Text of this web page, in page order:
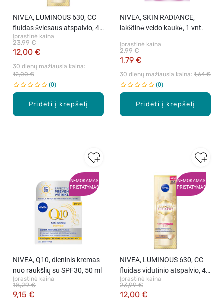
Pridėti į krepšelį
NIVEA, LUMINOUS 630, CC
fluidas šviesaus atspalvio, 40
ml
Įprastinė kaina
12,00 €
23,99 €
30 dienų mažiausia kaina:
12,00 €
0
Pridėti į krepšelį
NIVEA, SKIN RADIANCE,
lakštinė veido kaukė, 1 vnt.
Įprastinė kaina
1,79 €
2,99 €
30 dienų mažiausia kaina: 1,64 €
0
NEMOKAMAS
PRISTATYMAS
NIVEA, Q10, dieninis kremas
nuo raukšlių su SPF30, 50 ml
Įprastinė kaina
9,15 €
18,29 €
NEMOKAMAS
PRISTATYMAS
NIVEA, LUMINOUS 630, CC
fluidas vidutinio atspalvio, 40
ml
Įprastinė kaina
12,00 €
23,99 €